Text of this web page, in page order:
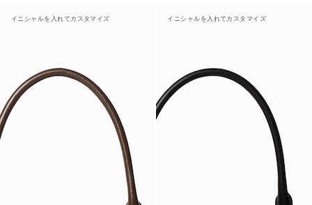
イニシャルを入れてカスタマイズ イニシャルを入れてカスタマイズ